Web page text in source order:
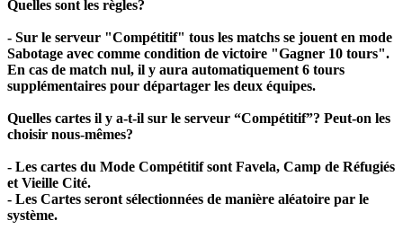
Quelles sont les règles?
- Sur le serveur "Compétitif" tous les matchs se jouent en mode
Sabotage avec comme condition de victoire "Gagner 10 tours".
En cas de match nul, il y aura automatiquement 6 tours
supplémentaires pour départager les deux équipes.
Quelles cartes il y a-t-il sur le serveur “Compétitif”? Peut-on les
choisir nous-mêmes?
- Les cartes du Mode Compétitif sont Favela, Camp de Réfugiés
et Vieille Cité.
- Les Cartes seront sélectionnées de manière aléatoire par le
système.